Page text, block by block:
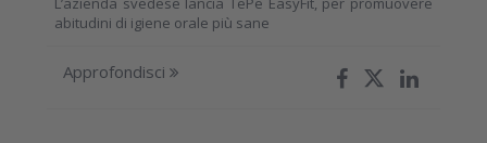
abitudini di igiene orale più sane
Approfondisci